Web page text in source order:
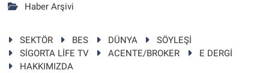
Haber Arşivi
SEKTÖR BES DÜNYA
SÖYLEŞİ
SİGORTA LİFE TV
ACENTE/BROKER
E DERGİ
HAKKIMIZDA